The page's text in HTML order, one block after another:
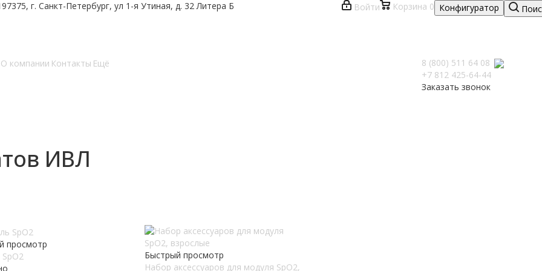
г. Санкт-Петербург, ул 1-я Утиная, д. 32 Литера Б Конфигуратор
Корзина 0
Войти
О компании Контакты Ещё
8 (800) 511 64 08
+7 812 425-64-44
Заказать звонок
ИВЛ
просмотр
Быстрый просмотр
Набор аксессуаров для модуля SpO2,